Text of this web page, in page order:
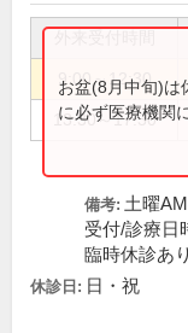
9:00～12:30
13:30～17:30
お盆(8月中旬)は
に必ず医療機関
備考: 土曜
受付/診療日
臨時休診あり
休診日: 日・祝